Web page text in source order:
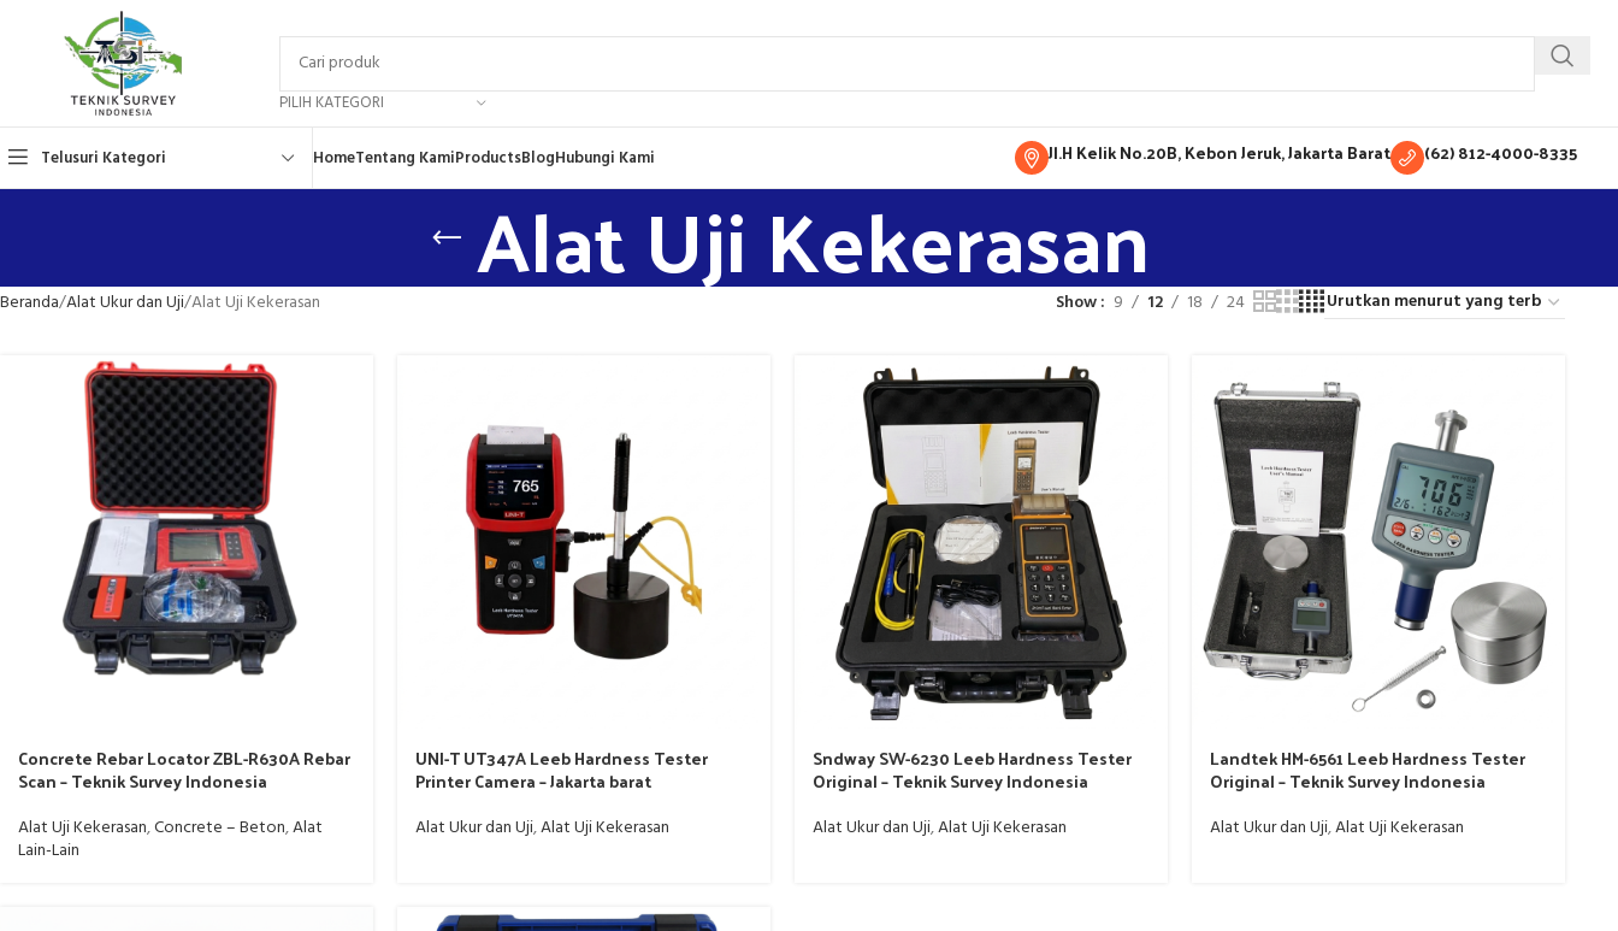
PILIH KATEGORI
Telusuri Kategori HomeTentang KamiProductsBlogHubungi Kami Jl.H Kelik No.20B, Kebon Jeruk, Jakarta Barat (62) 812-4000-8335
Alat Uji Kekerasan
Beranda Alat Ukur dan Uji Alat Uji Kekerasan Show 9 12 18 24
Concrete Rebar Locator ZBL-R630A Rebar
Scan – Teknik Survey Indonesia
Alat Uji Kekerasan,Concrete – Beton,Alat
Lain-Lain
UNI-T UT347A Leeb Hardness Tester
Printer Camera – Jakarta barat
Alat Ukur dan Uji,Alat Uji Kekerasan
Sndway SW-6230 Leeb Hardness Tester
Original – Teknik Survey Indonesia
Alat Ukur dan Uji,Alat Uji Kekerasan
Landtek HM-6561 Leeb Hardness Tester
Original – Teknik Survey Indonesia
Alat Ukur dan Uji,Alat Uji Kekerasan